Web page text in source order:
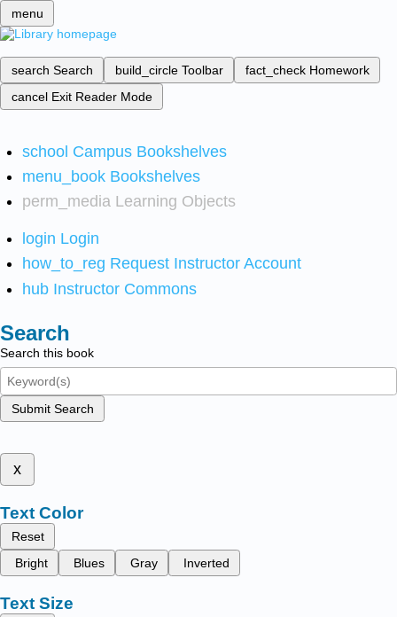
menu
search Search build_circle Toolbar fact_check Homework
cancel Exit Reader Mode
school Campus Bookshelves
menu_book Bookshelves
perm_media Learning Objects
login Login
how_to_reg Request Instructor Account
hub Instructor Commons
Search
Search this book
Submit Search
x
Text Color
Reset
Bright
Blues Gray Inverted
Text Size